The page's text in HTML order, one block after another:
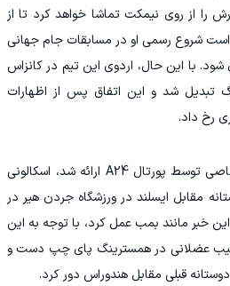
را از روی نیمکت تماشا خواهد کرد تا از
شروع رسمی او در مسابقات جام جهانی
شود. با این حال، اردوی این تیم در کانزاس
شد و این اتفاق پس از اظهارات
رخ داد.
طبق اطلاعاتی که به طور اختصاصی توسط پورتال A24 ارائه شد، اسکالونی
مقابل ایسلند در ورزشگاه جردن هیر در
خبر مانند بمب عمل کرد، با توجه به این
شماره ۱۰ با یک آسیب عضلانی در همسترینگ پای چپ دست و
قبلی مقابل هندوراس دور کرد.